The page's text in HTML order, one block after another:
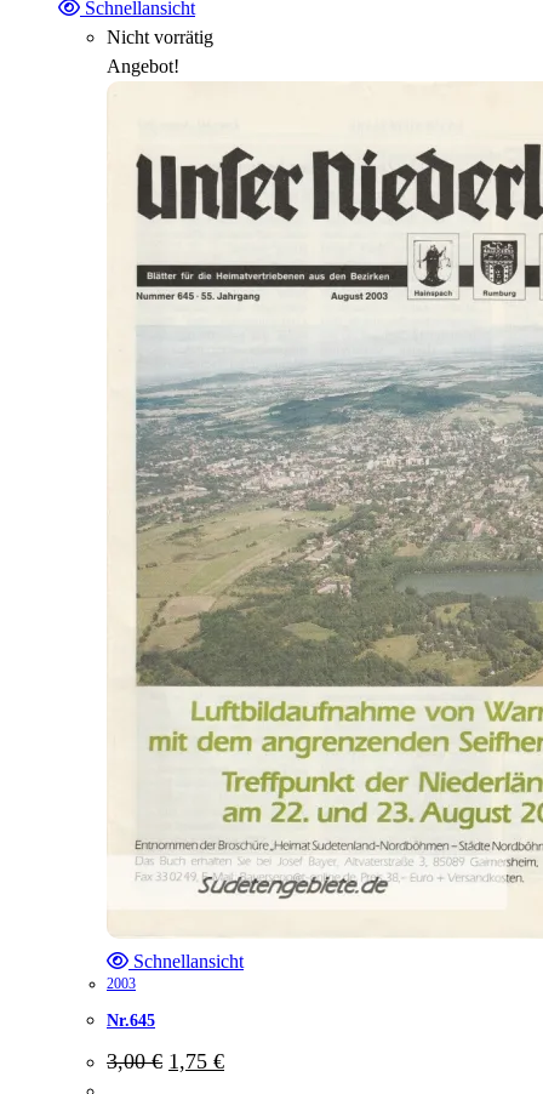
Schnellansicht
Nicht vorrätig
Angebot!
Schnellansicht
2003
Nr.645
3,00€ Ursprünglicher
Preis
1,75 €Aktueller
Preis